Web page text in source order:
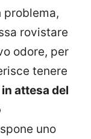
problema,
rovistare
odore, per
tenere
attesa del
uno